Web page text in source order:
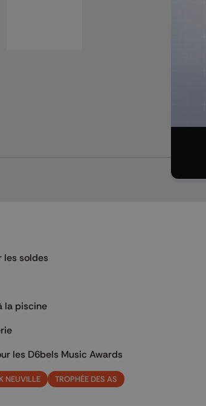
Whatsapp
les soldes
la piscine
les D6bels Music Awards
NEUVILLE TROPHÉE DES AS